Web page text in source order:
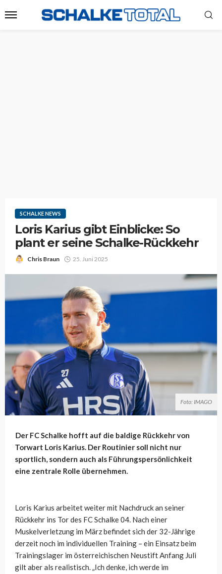
SCHALKE NEWS
Loris Karius gibt Einblicke: So
plant er seine Schalke-Rückkehr
Chris Braun 25. Juni 2025
Foto: IMAGO
Der FC Schalke hofft auf die baldige Rückkehr von
Torwart Loris Karius. Der Routinier soll nicht nur
sportlich, sondern auch als Führungspersönlichkeit
eine zentrale Rolle übernehmen.
Loris Karius arbeitet weiter mit Nachdruck an seiner
Rückkehr ins Tor des FC Schalke 04. Nach einer
Muskelverletzung im März befindet sich der 32-Jährige
derzeit noch im individuellen Training – ein Einsatz beim
Trainingslager im österreichischen Neustift Anfang Juli
gilt aber als realistisch. „Ich denke, ich werde im